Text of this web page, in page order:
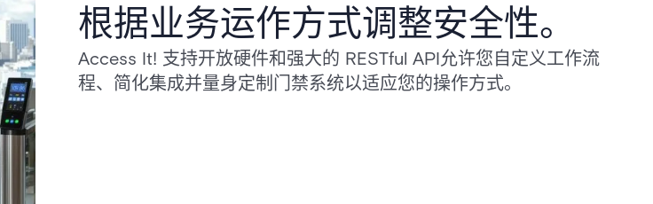
根据业务运作方式调整安全性。
Access It! 支持开放硬件和强大的 RESTful API允许您自定义工作流
程、简化集成并量身定制门禁系统以适应您的操作方式。